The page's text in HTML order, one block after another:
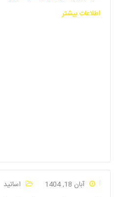
اطلاعات بیشتر
آبان 18, 1404
اساتید